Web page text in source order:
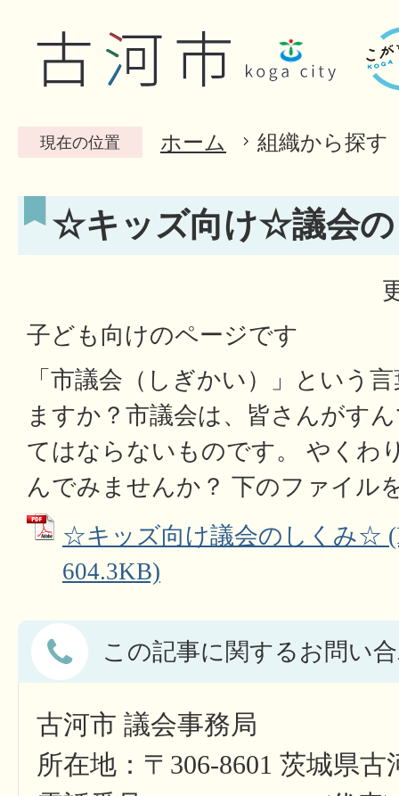
現在の位置 ホーム 組織から探す
☆キッズ向け☆議会の
子ども向けのページです
「市議会（しぎかい）」という
ますか？市議会は、皆さんがす
てはならないものです。 やくわ
んでみませんか？ 下のファイ
☆キッズ向け議会のしくみ☆
604.3KB)
この記事に関するお問い
古河市 議会事務局
所在地：〒306-8601 茨城県